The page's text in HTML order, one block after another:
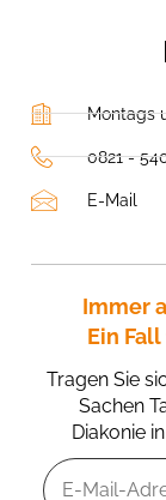
Montags
0821 -
E-Mail
Immer
Ein
Tragen Sie
Sachen
Diakonie